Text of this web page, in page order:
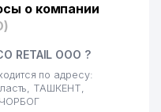
о компании
RETAIL ООО ?
по адресу:
ТАШКЕНТ,